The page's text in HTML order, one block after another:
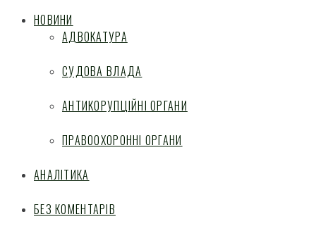
НОВИНИ
АДВОКАТУРА
СУДОВА ВЛАДА
АНТИКОРУПЦІЙНІ ОРГАНИ
ПРАВООХОРОННІ ОРГАНИ
АНАЛІТИКА
БЕЗ КОМЕНТАРІВ